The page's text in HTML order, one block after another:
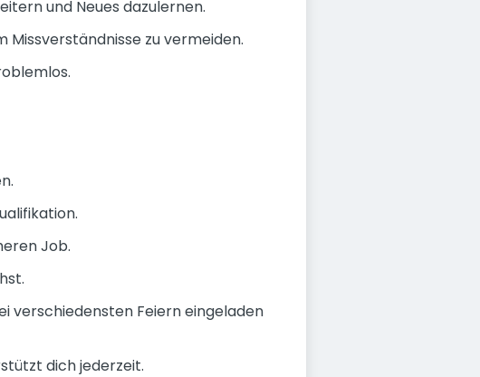
und Neues dazulernen.
zu vermeiden.
Job.
verschiedensten Feiern eingeladen
dich jederzeit.